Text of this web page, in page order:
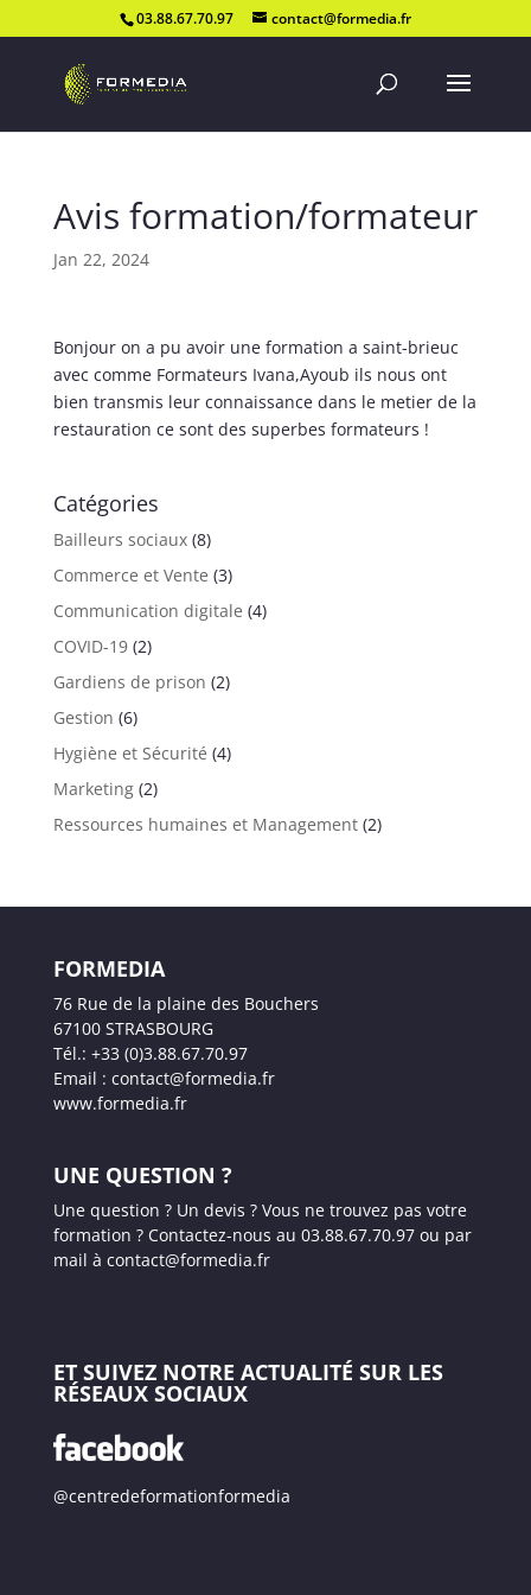
03.88.67.70.97 contact@formedia.fr
Avis formation/formateur
Jan 22, 2024
Bonjour on a pu avoir une formation a saint-brieuc
avec comme Formateurs Ivana,Ayoub ils nous ont
bien transmis leur connaissance dans le metier de la
restauration ce sont des superbes formateurs !
Catégories
Bailleurs sociaux(8)
Commerce et Vente (3)
Communication digitale (4)
COVID-19(2)
Gardiens de prison (2)
Gestion (6)
Hygiène et Sécurité (4)
Marketing(2)
Ressources humaines et Management(2)
FORMEDIA
76 Rue de la plaine des Bouchers
67100 STRASBOURG
Tél.: +33 (0)3.88.67.70.97
Email : contact@formedia.fr
www.formedia.fr
UNE QUESTION ?
Une question ? Un devis ? Vous ne trouvez pas votre
formation ? Contactez-nous au 03.88.67.70.97 ou par
mail à contact@formedia.fr
ET SUIVEZ NOTRE ACTUALITÉ SUR LES
RÉSEAUX SOCIAUX
@centredeformationformedia